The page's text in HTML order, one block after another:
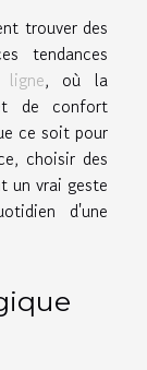
trouver des
tendances
, où la
de confort
ce soit pour
choisir des
un vrai geste
d'une